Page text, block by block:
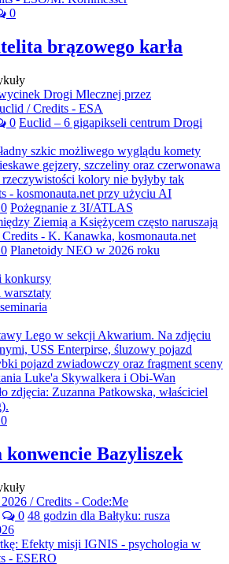
0
brązowego karła
0 Euclid – 6 gigapikseli centrum Drogi
0 Pożegnanie z 3I/ATLAS
0 Planetoidy NEO w 2026 roku
konkursy
warsztaty
0
konwencie Bazyliszek
0 48 godzin dla Bałtyku: rusza